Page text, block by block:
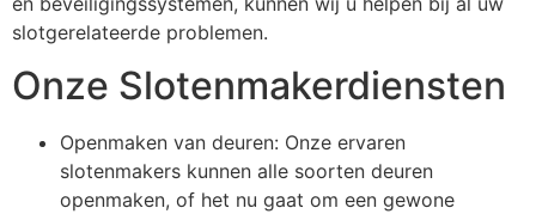
slotgerelateerde problemen.
Onze Slotenmakerdiensten
Openmaken van deuren: Onze ervaren
slotenmakers kunnen alle soorten deuren
openmaken, of het nu gaat om een gewone